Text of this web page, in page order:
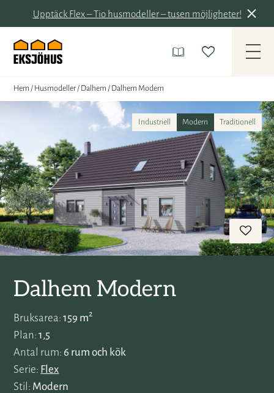
Upptäck Flex – Tio husmodeller – tusen möjligheter!
Hem / Husmodeller / Dalhem / Dalhem Modern
Industriell Modern Traditionell
Dalhem Modern
Bruksarea 159 m2
Plan 1,5
Antal rum 6 rum och kök
Serie Flex
Stil
Modern